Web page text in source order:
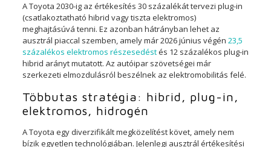
A Toyota 2030-ig az értékesítés 30 százalékát tervezi plug-in
(csatlakoztatható hibrid vagy tiszta elektromos)
meghajtásúvá tenni. Ez azonban hátrányban lehet az
ausztrál piaccal szemben, amely már 2026 június végén 23,5
százalékos elektromos részesedéstés 12 százalékos plug-in
hibrid arányt mutatott. Az autóipar szövetségei már
szerkezeti elmozdulásról beszélnek az elektromobilitás felé.
Többutas stratégia: hibrid, plug-in,
elektromos, hidrogén
A Toyota egy diverzifikált megközelítést követ, amely nem
bízik egyetlen technológiában. Jelenlegi ausztrál értékesítési